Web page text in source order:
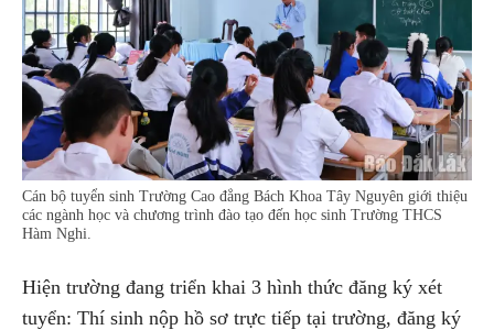
Cán bộ tuyển sinh Trường Cao đẳng Bách Khoa Tây Nguyên giới thiệu
các ngành học và chương trình đào tạo đến học sinh Trường THCS
Hàm Nghi.
Hiện trường đang triển khai 3 hình thức đăng ký xét
tuyển: Thí sinh nộp hồ sơ trực tiếp tại trường, đăng ký